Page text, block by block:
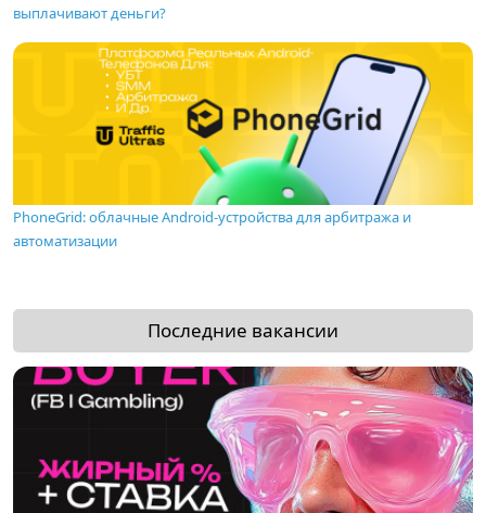
выплачивают деньги?
PhoneGrid: облачные Android-устройства для арбитража и
автоматизации
Последние вакансии